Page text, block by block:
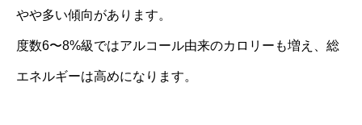
やや多い傾向があります。
度数6〜8%級ではアルコール由来のカロリーも増え、総
エネルギーは高めになります。